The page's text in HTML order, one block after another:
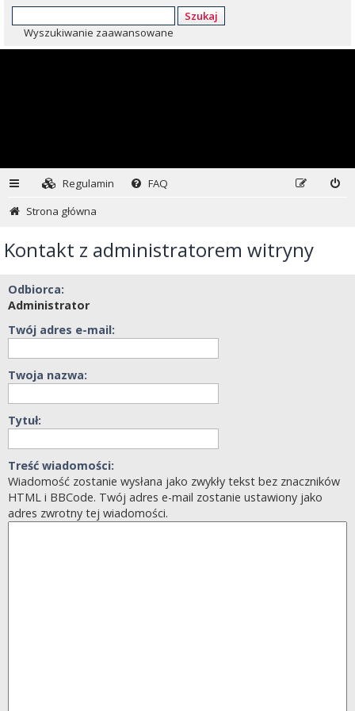
Szukaj
Wyszukiwanie zaawansowane
Regulamin
FAQ
Strona główna
Kontakt z administratorem witryny
Odbiorca:
Administrator
Twój adres e-mail:
Twoja nazwa:
Tytuł:
Treść wiadomości:
Wiadomość zostanie wysłana jako zwykły tekst bez znaczników
HTML i BBCode. Twój adres e-mail zostanie ustawiony jako
adres zwrotny tej wiadomości.